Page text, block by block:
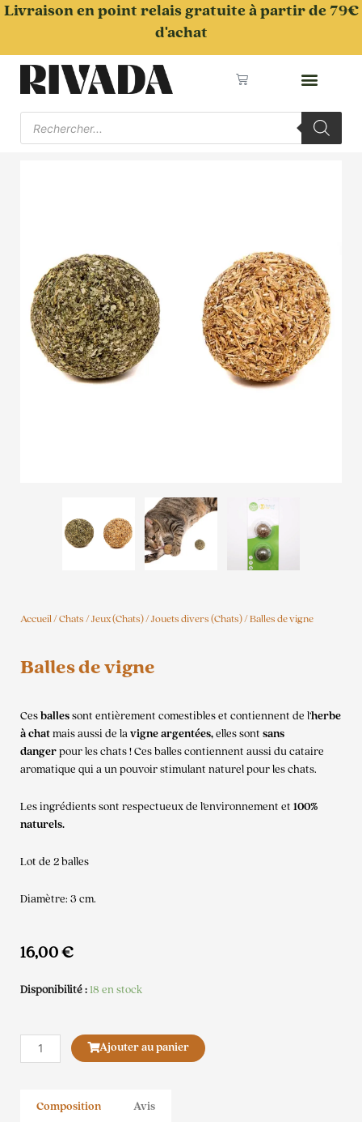
Aller
Livraison en point relais gratuite à partir de 79€
d'achat
Panier
Recherche
produits
Accueil/Chats/Jeux (Chats)/Jouets divers (Chats)/ Balles de vigne
Balles de vigne
Cesballessont entièrement comestibles et contiennent de l’herbe
à chatmais aussi de lavigne argentées,elles sont sans
dangerpour les chats ! Ces balles contiennent aussi du cataire
aromatique qui a un pouvoir stimulant naturel pour les chats.
Les ingrédients sont respectueux de l’environnement et 100%
naturels.
Lot de 2 balles
Diamètre: 3 cm.
16,00€
Disponibilité :18 en stock
quantité
de
vigne
Ajouter au panier
Composition Avis